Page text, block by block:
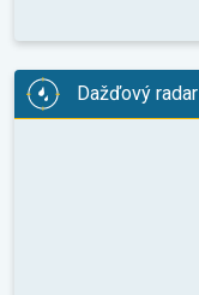
Dažďový radar